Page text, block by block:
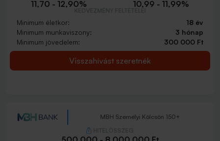
11,70 - 12,90% 10,99 - 11,99%
Minimum életkor:
18 év
Minimum munkaviszony:
3 hónap
Minimum jövedelem:
300 000 Ft
Visszahívást szeretnék
MBH Személyi Kölcsön 150+